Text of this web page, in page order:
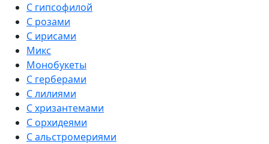
С гипсофилой
С розами
С ирисами
Микс
Монобукеты
С герберами
С лилиями
С хризантемами
С орхидеями
С альстромериями